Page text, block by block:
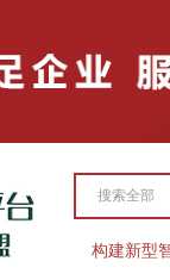
搜索全部
构建新型